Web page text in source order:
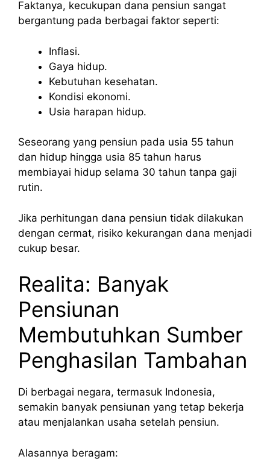
Faktanya, kecukupan dana pensiun sangat
bergantung pada berbagai faktor seperti:
Inflasi.
Gaya hidup.
Kebutuhan kesehatan.
Kondisi ekonomi.
Usia harapan hidup.
Seseorang yang pensiun pada usia 55 tahun
dan hidup hingga usia 85 tahun harus
membiayai hidup selama 30 tahun tanpa gaji
rutin.
Jika perhitungan dana pensiun tidak dilakukan
dengan cermat, risiko kekurangan dana menjadi
cukup besar.
Realita: Banyak
Pensiunan
Membutuhkan Sumber
Penghasilan Tambahan
Di berbagai negara, termasuk Indonesia,
semakin banyak pensiunan yang tetap bekerja
atau menjalankan usaha setelah pensiun.
Alasannya beragam: